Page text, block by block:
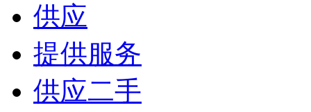
供应
提供服务
供应二手